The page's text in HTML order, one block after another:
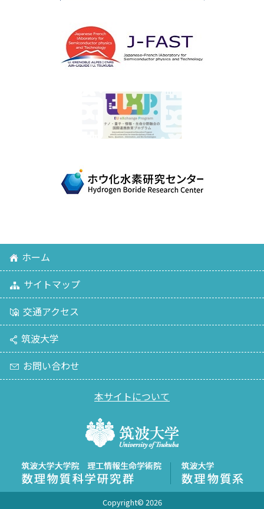
ホーム
サイトマップ
交通アクセス
筑波大学
お問い合わせ
本サイトについて
Copyright© 2026